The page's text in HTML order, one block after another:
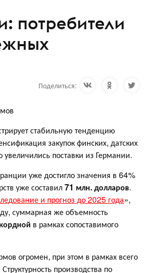
потребители
Поделиться:
стабильную тенденцию
закупок финских, датских
поставки из Германии.
уже достигло значения в 64%
уже составил71 млн. долларов.
и прогноз до 2025 года»,
суммарная же объемность
в рамках сопоставимого
огромен, при этом в рамках всего
производства по